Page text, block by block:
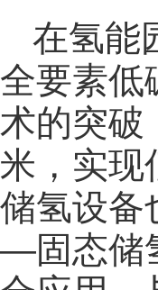
在氢能
全要素低
术的突破
米，实现
储氢设备
—固态储